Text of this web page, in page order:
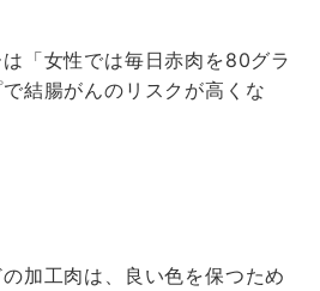
「女性では毎日赤肉を80グラ
結腸がんのリスクが高くな
加工肉は、良い色を保つため